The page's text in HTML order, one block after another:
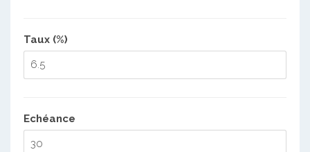
Taux (%)
Echéance